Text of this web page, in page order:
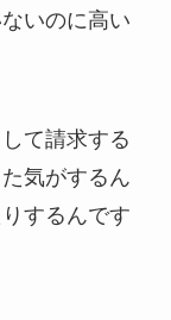
いのに高い
て請求する
気がするん
するんです